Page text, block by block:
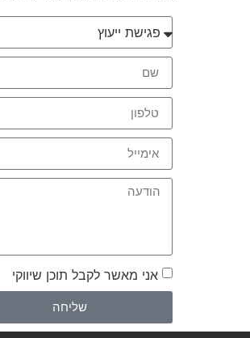
אני מאשר לקבל תוכן שיווקי
שליחה